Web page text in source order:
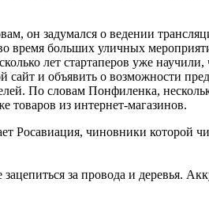
он задумался о ведении
время больших уличных
лет стартаперов уже научили,
и объявить о возможности
По словам Понфиленка,
товаров из интернет-магазинов.
чиновники которой
за провода и деревья.